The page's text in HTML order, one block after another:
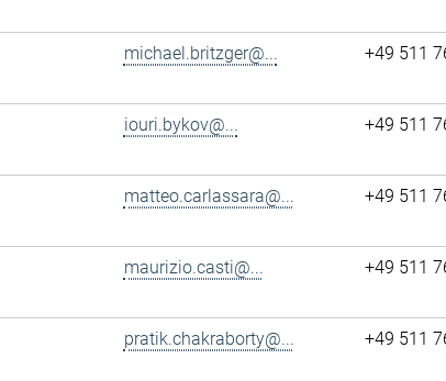
michael.britzger@... +49 511
iouri.bykov@... +49 511
matteo.carlassara@... +49 511
maurizio.casti@... +49 511
pratik.chakraborty@... +49 511